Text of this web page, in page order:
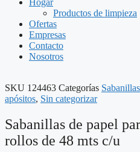
Hogar
Productos de limpieza
Ofertas
Empresas
Contacto
Nosotros
SKU 124463 Categorías
apósitos, Sin categorizar
Sabanillas de papel
rollos de 48 mts c/u